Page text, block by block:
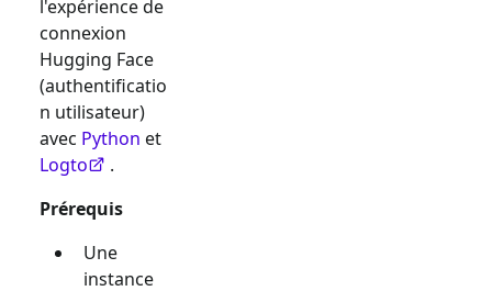
l'expérience de
connexion
Hugging Face
(authentificatio
n utilisateur)
avec Python et
Logto
.
Prérequis
Une
instance